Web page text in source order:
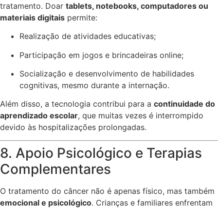
tratamento. Doar tablets, notebooks, computadores ou
materiais digitais permite:
Realização de atividades educativas;
Participação em jogos e brincadeiras online;
Socialização e desenvolvimento de habilidades
cognitivas, mesmo durante a internação.
Além disso, a tecnologia contribui para a continuidade do
aprendizado escolar, que muitas vezes é interrompido
devido às hospitalizações prolongadas.
8. Apoio Psicológico e Terapias
Complementares
O tratamento do câncer não é apenas físico, mas também
emocional e psicológico. Crianças e familiares enfrentam